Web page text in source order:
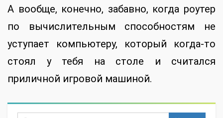
А вообще, конечно, забавно, когда роутер
по вычислительным способностям не
уступает компьютеру, который когда-то
стоял у тебя на столе и считался
приличной игровой машиной.